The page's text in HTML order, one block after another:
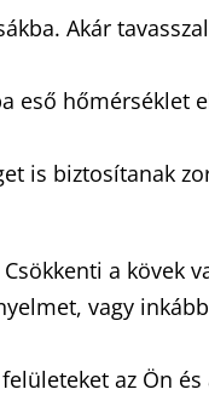
Akár
eső hőmérséklet
is biztosítanak
a kövek
vagy
az Ön